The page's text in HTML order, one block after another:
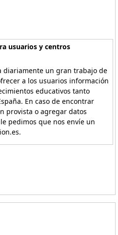
usuarios y centros
diariamente un gran trabajo de
a los usuarios información
educativos tanto
En caso de encontrar
provista o agregar datos
pedimos que nos envíe un